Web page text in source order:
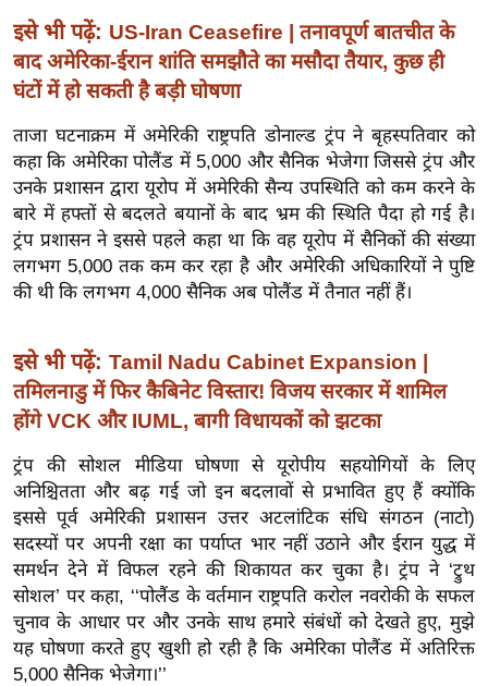
-
पे
प
मि
सा
ल
बे
मि
ल
श
ख्सि
य
त
यं
ग
इं
डि
या
सा
हि
इसे भी पढ़ें: US-Iran Ceasefire | तनावपूर्ण बातचीत के
बाद अमेरिका-ईरान शांति समझौते का मसौदा तैयार, कुछ ही
घंटों में हो सकती है बड़ी घोषणा
ताजा घटनाक्रम में अमेरिकी राष्ट्रपति डोनाल्ड ट्रंप ने बृहस्पतिवार को
कहा कि अमेरिका पोलैंड में 5,000 और सैनिक भेजेगा जिससे ट्रंप और
उनके प्रशासन द्वारा यूरोप में अमेरिकी सैन्य उपस्थिति को कम करने के
बारे में हफ्तों से बदलते बयानों के बाद भ्रम की स्थिति पैदा हो गई है।
ट्रंप प्रशासन ने इससे पहले कहा था कि वह यूरोप में सैनिकों की संख्या
लगभग 5,000 तक कम कर रहा है और अमेरिकी अधिकारियों ने पुष्टि
की थी कि लगभग 4,000 सैनिक अब पोलैंड में तैनात नहीं हैं।
इसे भी पढ़ें: Tamil Nadu Cabinet Expansion |
तमिलनाडु में फिर कैबिनेट विस्तार! विजय सरकार में शामिल
होंगे VCK और IUML, बागी विधायकों को झटका
ट्रंप की सोशल मीडिया घोषणा से यूरोपीय सहयोगियों के लिए
अनिश्चितता और बढ़ गई जो इन बदलावों से प्रभावित हुए हैं क्योंकि
इससे पूर्व अमेरिकी प्रशासन उत्तर अटलांटिक संधि संगठन (नाटो)
सदस्यों पर अपनी रक्षा का पर्याप्त भार नहीं उठाने और ईरान युद्ध में
समर्थन देने में विफल रहने की शिकायत कर चुका है। ट्रंप ने ‘ट्रुथ
सोशल’ पर कहा, ‘‘पोलैंड के वर्तमान राष्ट्रपति करोल नवरोकी के सफल
चुनाव के आधार पर और उनके साथ हमारे संबंधों को देखते हुए, मुझे
यह घोषणा करते हुए खुशी हो रही है कि अमेरिका पोलैंड में अतिरिक्त
5,000 सैनिक भेजेगा।’’